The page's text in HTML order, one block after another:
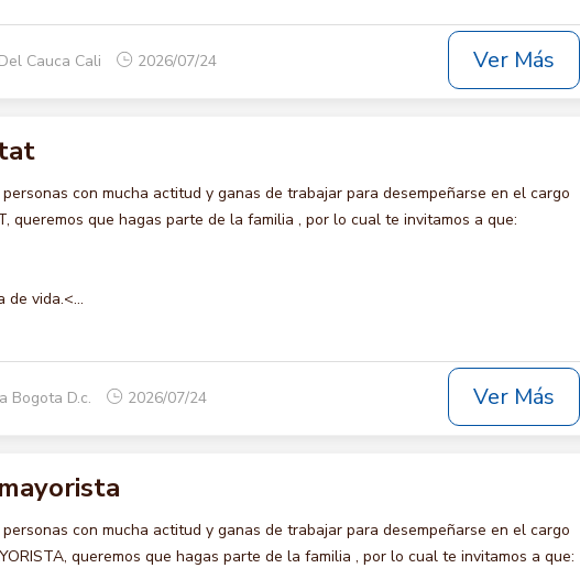
Cauca Cali 2026/07/24 Ver Más
con mucha actitud y ganas de trabajar para desempeñarse en el cargo
queremos que hagas parte de la familia , por lo cual te invitamos a que:
de vida.<...
Bogota D.c. 2026/07/24 Ver Más
con mucha actitud y ganas de trabajar para desempeñarse en el cargo
queremos que hagas parte de la familia , por lo cual te invitamos a que: